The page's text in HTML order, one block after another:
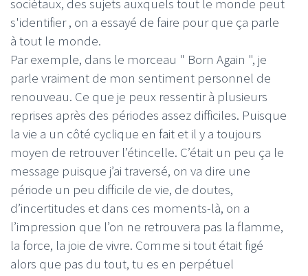
sociétaux, des sujets auxquels tout le monde peut
s'identifier , on a essayé de faire pour que ça parle
à tout le monde.
Par exemple, dans le morceau " Born Again ", je
parle vraiment de mon sentiment personnel de
renouveau. Ce que je peux ressentir à plusieurs
reprises après des périodes assez difficiles. Puisque
la vie a un côté cyclique en fait et il y a toujours
moyen de retrouver l’étincelle. C’était un peu ça le
message puisque j’ai traversé, on va dire une
période un peu difficile de vie, de doutes,
d’incertitudes et dans ces moments-là, on a
l’impression que l’on ne retrouvera pas la flamme,
la force, la joie de vivre. Comme si tout était figé
alors que pas du tout, tu es en perpétuel